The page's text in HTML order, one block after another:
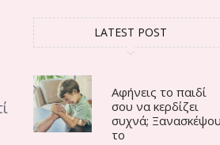
LATEST POST
Αφήνεις το παιδί
σου να κερδίζει
συχνά; Ξανασκέψου
το